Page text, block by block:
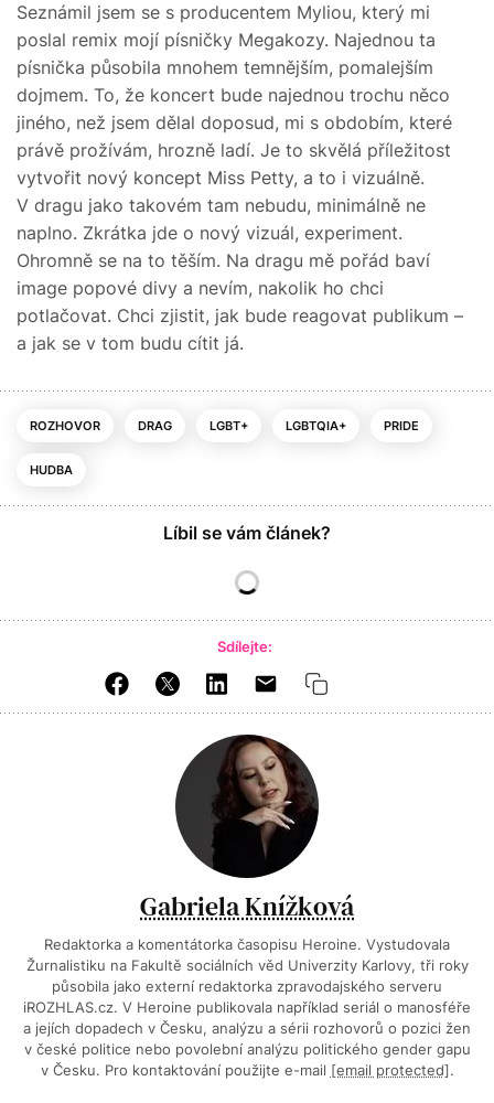
Seznámil jsem se s producentem Myliou, který mi
poslal remix mojí písničky Megakozy. Najednou ta
písnička působila mnohem temnějším, pomalejším
dojmem. To, že koncert bude najednou trochu něco
jiného, než jsem dělal doposud, mi s obdobím, které
právě prožívám, hrozně ladí. Je to skvělá příležitost
vytvořit nový koncept Miss Petty, a to i vizuálně.
V dragu jako takovém tam nebudu, minimálně ne
naplno. Zkrátka jde o nový vizuál, experiment.
Ohromně se na to těším. Na dragu mě pořád baví
image popové divy a nevím, nakolik ho chci
potlačovat. Chci zjistit, jak bude reagovat publikum –
a jak se v tom budu cítit já.
ROZHOVOR DRAG LGBT+ LGBTQIA+ PRIDE
HUDBA
Líbil se vám článek?
Sdílejte:
Gabriela Knížková
Redaktorka a komentátorka časopisu Heroine. Vystudovala
Žurnalistiku na Fakultě sociálních věd Univerzity Karlovy, tři roky
působila jako externí redaktorka zpravodajského serveru
iROZHLAS.cz. V Heroine publikovala například seriál o manosféře
a jejích dopadech v Česku, analýzu a sérii rozhovorů o pozici žen
v české politice nebo povolební analýzu politického gender gapu
v Česku. Pro kontaktování použijte e-mail [email protected].